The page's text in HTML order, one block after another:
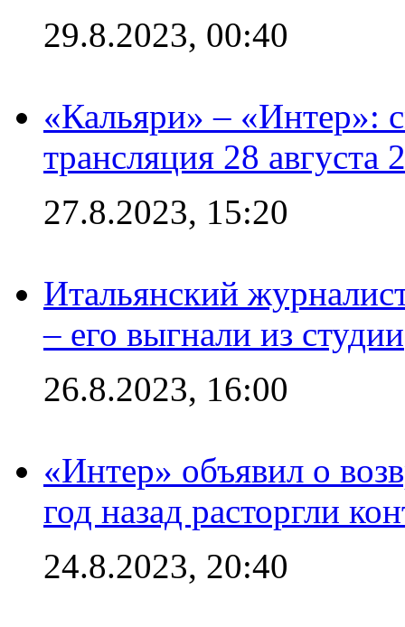
29.8.2023, 00:40
«Кальяри» – «Интер»:
трансляция 28 августа
27.8.2023, 15:20
Итальянский
– его выгнали из студии
26.8.2023, 16:00
«Интер» объявил о
год назад расторгли
24.8.2023, 20:40